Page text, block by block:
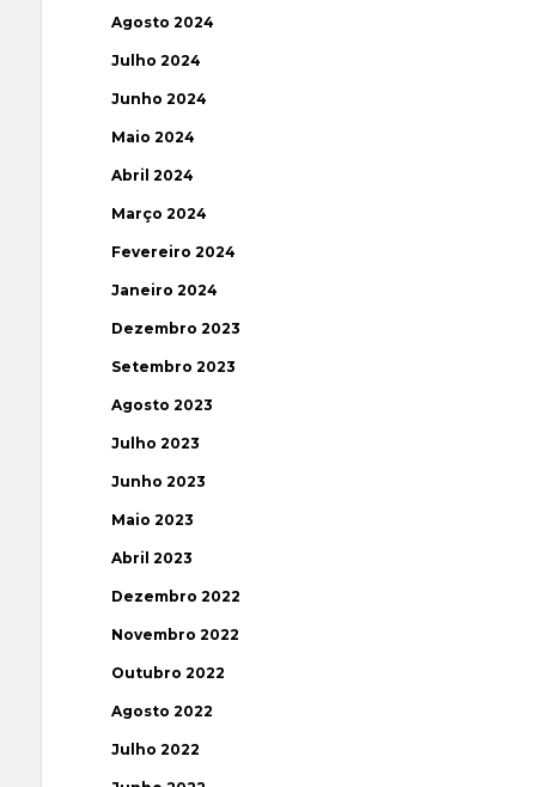
Agosto 2024
Julho 2024
Junho 2024
Maio 2024
Abril 2024
Março 2024
Fevereiro 2024
Janeiro 2024
Dezembro 2023
Setembro 2023
Agosto 2023
Julho 2023
Junho 2023
Maio 2023
Abril 2023
Dezembro 2022
Novembro 2022
Outubro 2022
Agosto 2022
Julho 2022